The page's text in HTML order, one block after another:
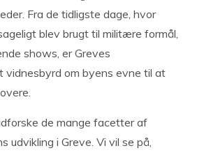
Fra de tidligste dage, hvor
blev brugt til militære formål,
shows, er Greves
om byens evne til at
de mange facetter af
udvikling i Greve. Vi vil se på,